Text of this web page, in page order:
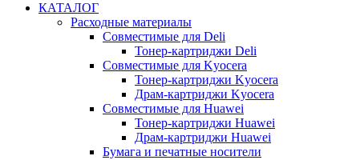
КАТАЛОГ
Расходные материалы
Совместимые для Deli
Тонер-картриджи Deli
Совместимые для Kyocera
Тонер-картриджи Kyocera
Драм-картриджи Kyocera
Совместимые для Huawei
Тонер-картриджи Huawei
Драм-картриджи Huawei
Бумага и печатные носители